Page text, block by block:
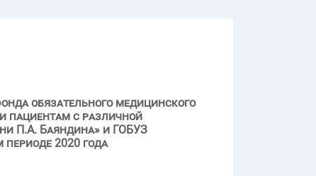
обязательного медицинского
пациентам с различной
П.А. Баяндина» и ГОБУЗ
2020 года